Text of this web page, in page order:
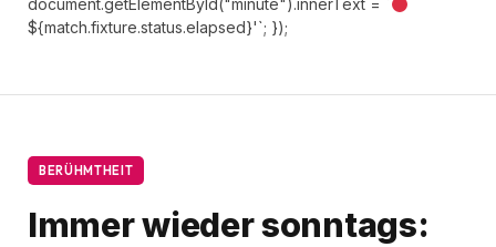
document.getElementById("minute").innerText = `
${match.fixture.status.elapsed}'`; });
BERÜHMTHEIT
Immer wieder sonntags: